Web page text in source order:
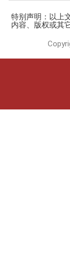
特别声明：以上
内容、版权或其